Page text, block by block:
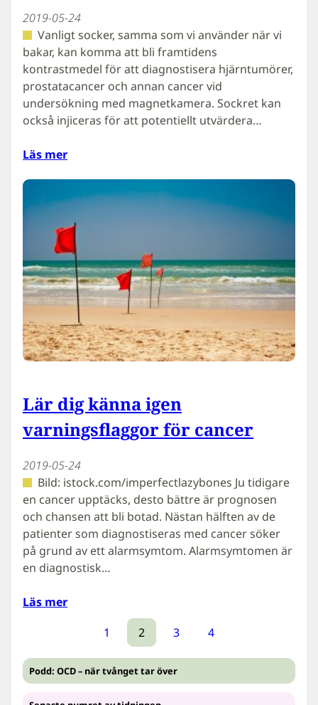
2019-05-24
Vanligt socker, samma som vi använder när vi
bakar, kan komma att bli framtidens
kontrastmedel för att diagnostisera hjärntumörer,
prostatacancer och annan cancer vid
undersökning med magnetkamera. Sockret kan
också injiceras för att potentiellt utvärdera…
Läs mer
Lär dig känna igen
varningsflaggor för cancer
2019-05-24
Bild: istock.com/imperfectlazybones Ju tidigare
en cancer upptäcks, desto bättre är prognosen
och chansen att bli botad. Nästan hälften av de
patienter som diagnostiseras med cancer söker
på grund av ett alarmsymtom. Alarmsymtomen är
en diagnostisk…
Läs mer
1
2 3 4
Podd: OCD – när tvånget tar över